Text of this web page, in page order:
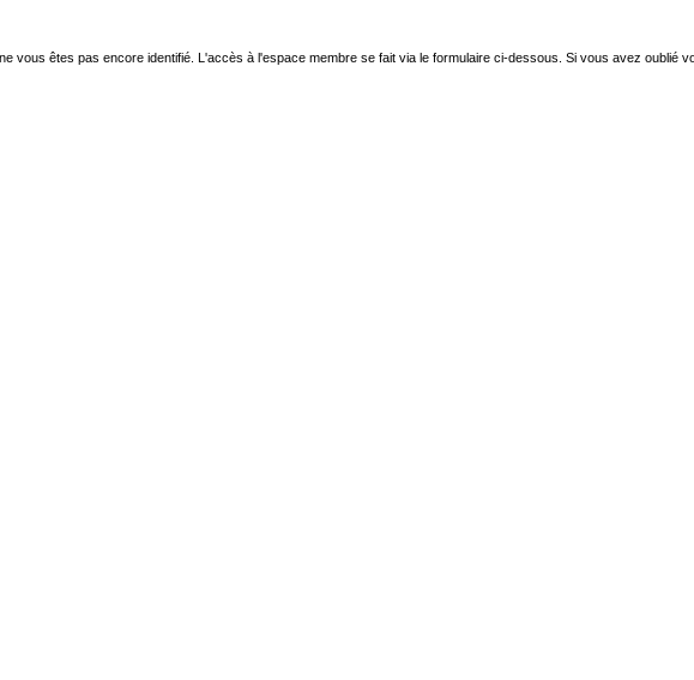
vous êtes pas encore identifié. L'accès à l'espace membre se fait via le formulaire ci-dessous. Si vous avez oublié